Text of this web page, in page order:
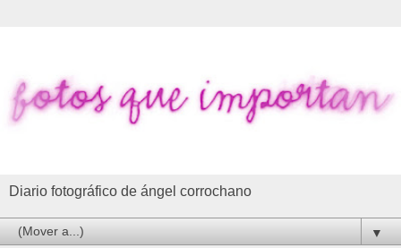
Diario fotográfico de ángel corrochano
▼